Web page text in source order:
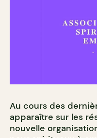
Au cours des
apparaître sur les
nouvelle